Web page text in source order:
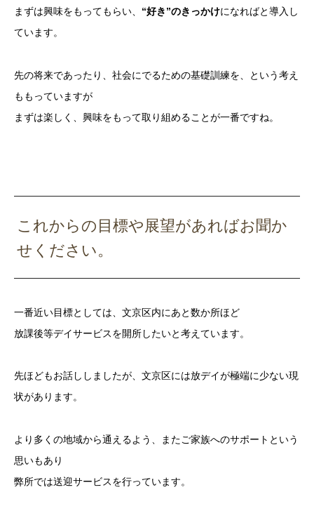
まずは興味をもってもらい、 “好き”のきっかけになればと導入し
ています。
先の将来であったり、社会にでるための基礎訓練を、という考え
ももっていますが
まずは楽しく、興味をもって取り組めることが一番ですね。
これからの目標や展望があればお聞か
せください。
一番近い目標としては、文京区内にあと数か所ほど
放課後等デイサービスを開所したいと考えています。
先ほどもお話ししましたが、文京区には放デイが極端に少ない現
状があります。
より多くの地域から通えるよう、またご家族へのサポートという
思いもあり
弊所では送迎サービスを行っています。